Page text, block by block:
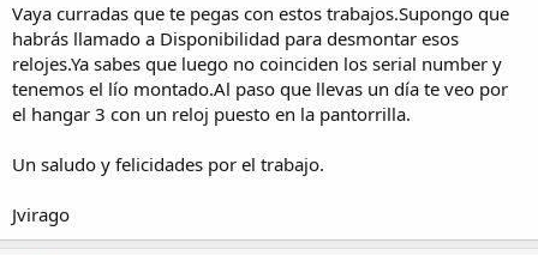
Vaya curradas que te pegas con estos trabajos.Supongo que
habrás llamado a Disponibilidad para desmontar esos
relojes.Ya sabes que luego no coinciden los serial number y
tenemos el lío montado.Al paso que llevas un día te veo por
el hangar 3 con un reloj puesto en la pantorrilla.
Un saludo y felicidades por el trabajo.
Jvirago